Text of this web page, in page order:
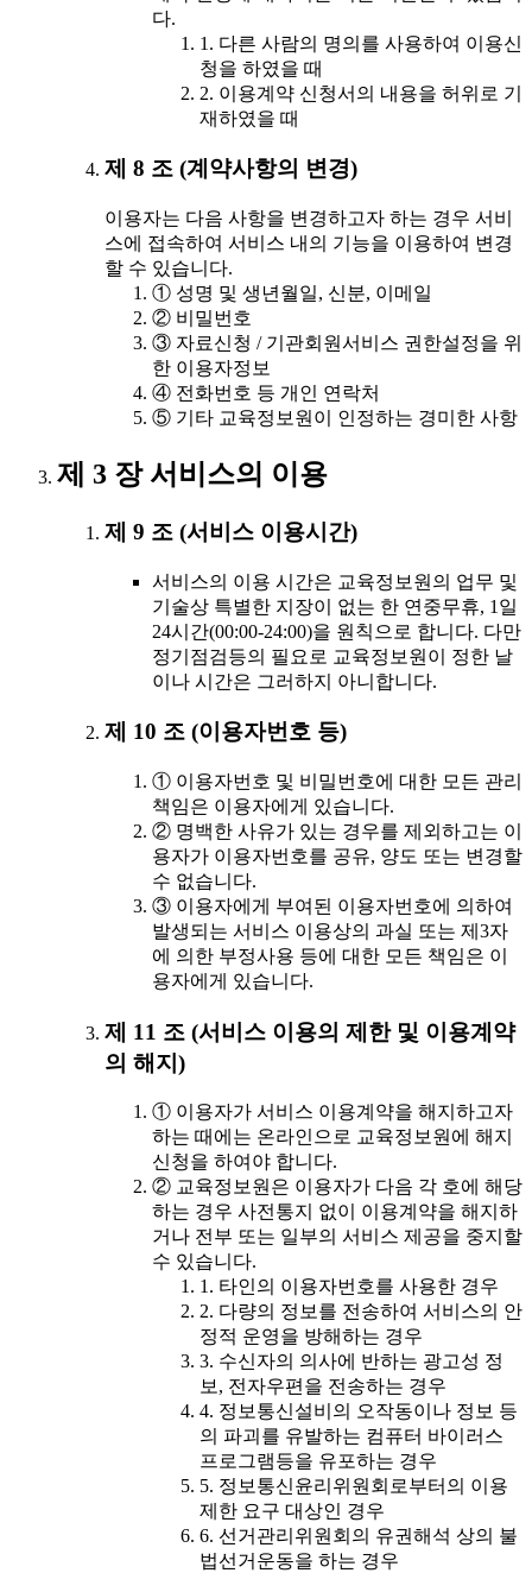
다.
1. 다른 사람의 명의를 사용하여 이용신
청을 하였을 때
2. 이용계약 신청서의 내용을 허위로 기
재하였을 때
제 8 조 (계약사항의 변경)
이용자는 다음 사항을 변경하고자 하는 경우 서비
스에 접속하여 서비스 내의 기능을 이용하여 변경
할 수 있습니다.
① 성명 및 생년월일, 신분, 이메일
② 비밀번호
③ 자료신청 / 기관회원서비스 권한설정을 위
한 이용자정보
④ 전화번호 등 개인 연락처
⑤ 기타 교육정보원이 인정하는 경미한 사항
제 3 장 서비스의 이용
제 9 조 (서비스 이용시간)
서비스의 이용 시간은 교육정보원의 업무 및
기술상 특별한 지장이 없는 한 연중무휴, 1일
24시간(00:00-24:00)을 원칙으로 합니다. 다만
정기점검등의 필요로 교육정보원이 정한 날
이나 시간은 그러하지 아니합니다.
제 10 조 (이용자번호 등)
① 이용자번호 및 비밀번호에 대한 모든 관리
책임은 이용자에게 있습니다.
② 명백한 사유가 있는 경우를 제외하고는 이
용자가 이용자번호를 공유, 양도 또는 변경할
수 없습니다.
③ 이용자에게 부여된 이용자번호에 의하여
발생되는 서비스 이용상의 과실 또는 제3자
에 의한 부정사용 등에 대한 모든 책임은 이
용자에게 있습니다.
제 11 조 (서비스 이용의 제한 및 이용계약
의 해지)
① 이용자가 서비스 이용계약을 해지하고자
하는 때에는 온라인으로 교육정보원에 해지
신청을 하여야 합니다.
② 교육정보원은 이용자가 다음 각 호에 해당
하는 경우 사전통지 없이 이용계약을 해지하
거나 전부 또는 일부의 서비스 제공을 중지할
수 있습니다.
1. 타인의 이용자번호를 사용한 경우
2. 다량의 정보를 전송하여 서비스의 안
정적 운영을 방해하는 경우
3. 수신자의 의사에 반하는 광고성 정
보, 전자우편을 전송하는 경우
4. 정보통신설비의 오작동이나 정보 등
의 파괴를 유발하는 컴퓨터 바이러스
프로그램등을 유포하는 경우
5. 정보통신윤리위원회로부터의 이용
제한 요구 대상인 경우
6. 선거관리위원회의 유권해석 상의 불
법선거운동을 하는 경우